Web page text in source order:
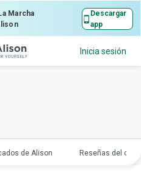
Marcha
Descargar
app
Inicia sesión
de Alison Reseñas del